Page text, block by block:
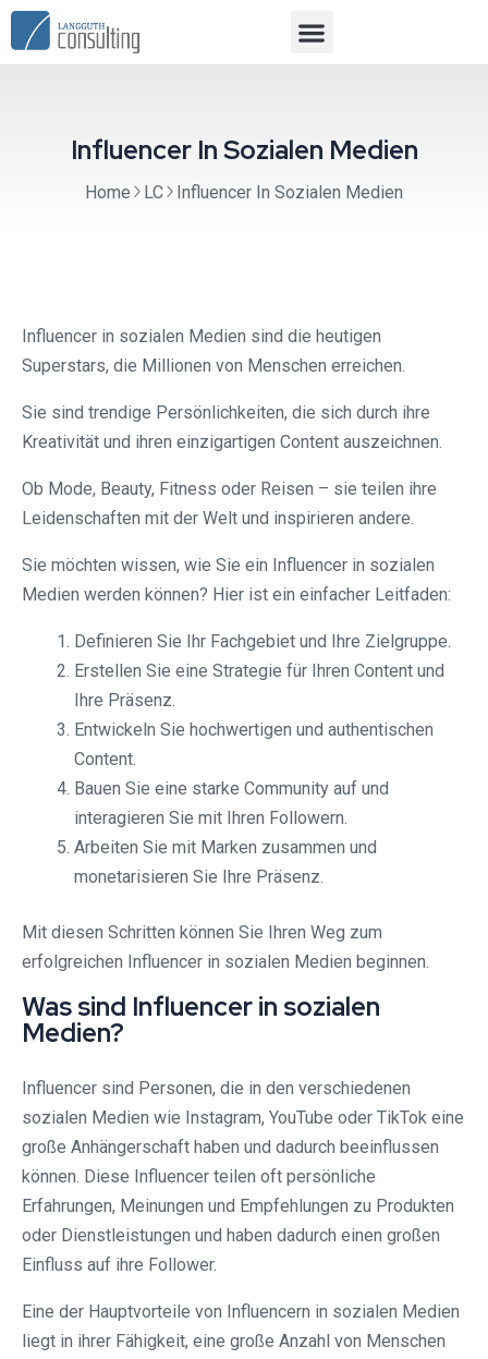
Influencer In Sozialen Medien
Home LC Influencer In Sozialen Medien
Influencer in sozialen Medien sind die heutigen
Superstars, die Millionen von Menschen erreichen.
Sie sind trendige Persönlichkeiten, die sich durch ihre
Kreativität und ihren einzigartigen Content auszeichnen.
Ob Mode, Beauty, Fitness oder Reisen – sie teilen ihre
Leidenschaften mit der Welt und inspirieren andere.
Sie möchten wissen, wie Sie ein Influencer in sozialen
Medien werden können? Hier ist ein einfacher Leitfaden:
Definieren Sie Ihr Fachgebiet und Ihre Zielgruppe.
Erstellen Sie eine Strategie für Ihren Content und
Ihre Präsenz.
Entwickeln Sie hochwertigen und authentischen
Content.
Bauen Sie eine starke Community auf und
interagieren Sie mit Ihren Followern.
Arbeiten Sie mit Marken zusammen und
monetarisieren Sie Ihre Präsenz.
Mit diesen Schritten können Sie Ihren Weg zum
erfolgreichen Influencer in sozialen Medien beginnen.
Was sind Influencer in sozialen
Medien?
Influencer sind Personen, die in den verschiedenen
sozialen Medien wie Instagram, YouTube oder TikTok eine
große Anhängerschaft haben und dadurch beeinflussen
können. Diese Influencer teilen oft persönliche
Erfahrungen, Meinungen und Empfehlungen zu Produkten
oder Dienstleistungen und haben dadurch einen großen
Einfluss auf ihre Follower.
Eine der Hauptvorteile von Influencern in sozialen Medien
liegt in ihrer Fähigkeit, eine große Anzahl von Menschen